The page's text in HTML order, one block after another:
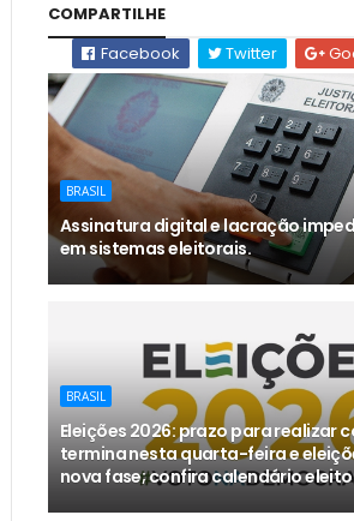
COMPARTILHE
Facebook
Twitter
BRASIL
Assinatura digital e lacração
em sistemas eleitorais.
BRASIL
Eleições 2026: prazo para realizar
termina nesta quarta-feira e
nova fase; confira calendário